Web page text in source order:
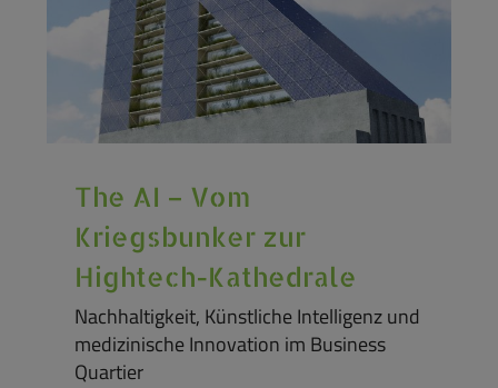
The AI – Vom
Kriegsbunker zur
Hightech-Kathedrale
Nachhaltigkeit, Künstliche Intelligenz und
medizinische Innovation im Business
Quartier